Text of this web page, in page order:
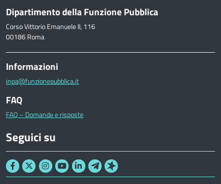
Dipartimento della Funzione Pubblica
Corso Vittorio Emanuele II, 116
00186 Roma
Informazioni
inpa@funzionepubblica.it
FAQ
FAQ – Domande e risposte
Seguici su